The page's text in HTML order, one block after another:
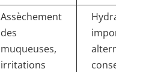
Assèchement
des
muqueuses,
irritations
alternatif
conseillé